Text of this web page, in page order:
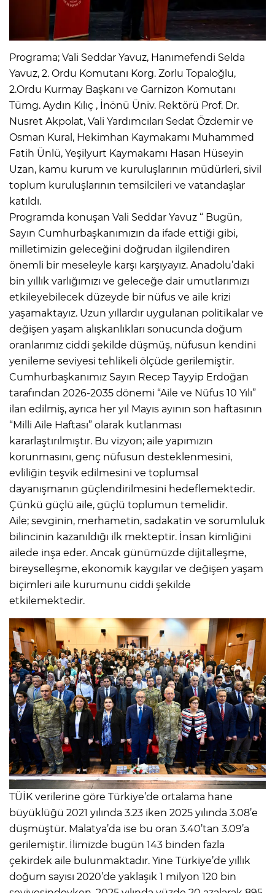
Programa; Vali Seddar Yavuz, Hanımefendi Selda
Yavuz, 2. Ordu Komutanı Korg. Zorlu Topaloğlu,
2.Ordu Kurmay Başkanı ve Garnizon Komutanı
Tümg. Aydın Kılıç , İnönü Üniv. Rektörü Prof. Dr.
Nusret Akpolat, Vali Yardımcıları Sedat Özdemir ve
Osman Kural, Hekimhan Kaymakamı Muhammed
Fatih Ünlü, Yeşilyurt Kaymakamı Hasan Hüseyin
Uzan, kamu kurum ve kuruluşlarının müdürleri, sivil
toplum kuruluşlarının temsilcileri ve vatandaşlar
katıldı.
Programda konuşan Vali Seddar Yavuz “ Bugün,
Sayın Cumhurbaşkanımızın da ifade ettiği gibi,
milletimizin geleceğini doğrudan ilgilendiren
önemli bir meseleyle karşı karşıyayız. Anadolu’daki
bin yıllık varlığımızı ve geleceğe dair umutlarımızı
etkileyebilecek düzeyde bir nüfus ve aile krizi
yaşamaktayız. Uzun yıllardır uygulanan politikalar ve
değişen yaşam alışkanlıkları sonucunda doğum
oranlarımız ciddi şekilde düşmüş, nüfusun kendini
yenileme seviyesi tehlikeli ölçüde gerilemiştir.
Cumhurbaşkanımız Sayın Recep Tayyip Erdoğan
tarafından 2026-2035 dönemi “Aile ve Nüfus 10 Yılı”
ilan edilmiş, ayrıca her yıl Mayıs ayının son haftasının
“Milli Aile Haftası” olarak kutlanması
kararlaştırılmıştır. Bu vizyon; aile yapımızın
korunmasını, genç nüfusun desteklenmesini,
evliliğin teşvik edilmesini ve toplumsal
dayanışmanın güçlendirilmesini hedeflemektedir.
Çünkü güçlü aile, güçlü toplumun temelidir.
Aile; sevginin, merhametin, sadakatin ve sorumluluk
bilincinin kazanıldığı ilk mekteptir. İnsan kimliğini
ailede inşa eder. Ancak günümüzde dijitalleşme,
bireyselleşme, ekonomik kaygılar ve değişen yaşam
biçimleri aile kurumunu ciddi şekilde
etkilemektedir.
TÜİK verilerine göre Türkiye’de ortalama hane
büyüklüğü 2021 yılında 3.23 iken 2025 yılında 3.08’e
düşmüştür. Malatya’da ise bu oran 3.40’tan 3.09’a
gerilemiştir. İlimizde bugün 143 binden fazla
çekirdek aile bulunmaktadır. Yine Türkiye’de yıllık
doğum sayısı 2020’de yaklaşık 1 milyon 120 bin